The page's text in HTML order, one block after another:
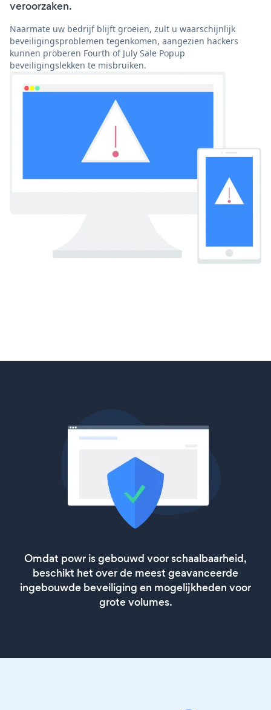
veroorzaken.
Naarmate uw bedrijf blijft groeien, zult u waarschijnlijk
beveiligingsproblemen tegenkomen, aangezien hackers
kunnen proberen Fourth of July Sale Popup
beveiligingslekken te misbruiken.
Omdat powr is gebouwd voor schaalbaarheid,
beschikt het over de meest geavanceerde
ingebouwde beveiliging en mogelijkheden voor
grote volumes.